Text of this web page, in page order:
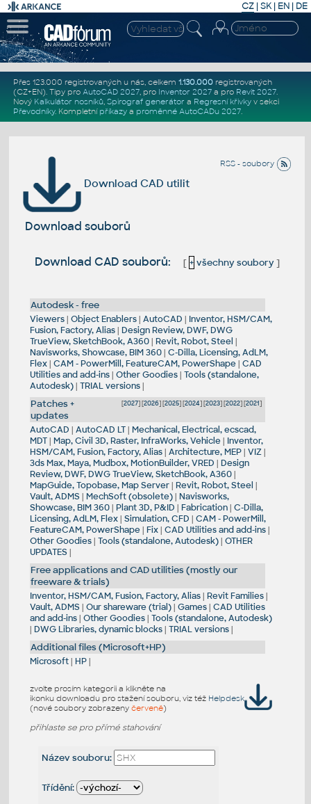
CZ | SK| EN | DE
Přes 123.000 registrovaných u nás, celkem 1.130.000registrovaných
(CZ+EN). Tipy pro AutoCAD 2027, pro Inventor 2027a pro Revit 2027.
Nový Kalkulátor nosníků, Spirograf generátor a Regresní křivkyv sekci
Převodníky. Kompletní příkazya proměnné AutoCADu 2027.
RSS - soubory
Download CAD utilit
Download souborů
Download CAD souborů: [ + všechny soubory]
Autodesk - free
Viewers| Object Enablers| AutoCAD | Inventor, HSM/CAM,
Fusion, Factory, Alias| Design Review, DWF, DWG
TrueView, SketchBook, A360| Revit, Robot, Steel |
Navisworks, Showcase, BIM 360| C-Dilla, Licensing, AdLM,
Flex| CAM - PowerMill, FeatureCAM, PowerShape| CAD
Utilities and add-ins| Other Goodies| Tools (standalone,
Autodesk)| TRIAL versions|
[2027] [2026] [2025] [2024] [2023] [2022] [2021]
Patches +
updates
AutoCAD | AutoCAD LT| Mechanical, Electrical, ecscad,
MDT| Map, Civil 3D, Raster, InfraWorks, Vehicle| Inventor,
HSM/CAM, Fusion, Factory, Alias| Architecture, MEP| VIZ|
3ds Max, Maya, Mudbox, MotionBuilder, VRED | Design
Review, DWF, DWG TrueView, SketchBook, A360|
MapGuide, Topobase, Map Server| Revit, Robot, Steel |
Vault, ADMS | MechSoft (obsolete)| Navisworks,
Showcase, BIM 360| Plant 3D, P&ID | Fabrication| C-Dilla,
Licensing, AdLM, Flex| Simulation, CFD | CAM - PowerMill,
FeatureCAM, PowerShape| Fix| CAD Utilities and add-ins|
Other Goodies| Tools (standalone, Autodesk)| OTHER
UPDATES |
Free applications and CAD utilities (mostly our
freeware & trials)
Inventor, HSM/CAM, Fusion, Factory, Alias| Revit Families|
Vault, ADMS | Our shareware (trial)| Games| CAD Utilities
and add-ins| Other Goodies| Tools (standalone, Autodesk)
| DWG Libraries, dynamic blocks| TRIAL versions|
Additional files (Microsoft+HP)
Microsoft| HP|
zvolte prosím kategorii a klikněte na
ikonku downloadu pro stažení souboru, viz též Helpdesk
(nové soubory zobrazeny červeně)
přihlaste se pro přímé stahování
Název souboru:
Třídění: